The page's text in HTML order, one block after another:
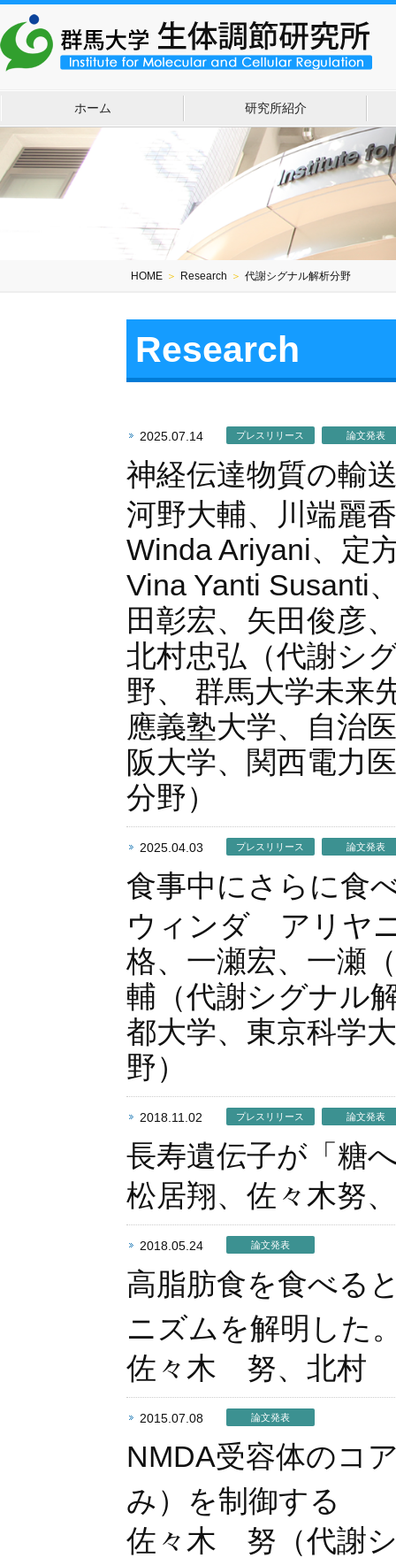
ホーム 研究所紹介
HOME ＞ Research ＞ 代謝シグナル解析分野
Research
2025.07.14 プレスリリース 論文発表
神経伝達物質の輸
河野大輔、川端麗
Winda Ariyani、定
Vina Yanti Susanti
田彰宏、矢田俊彦
北村忠弘（代謝シ
野、 群馬大学未来
應義塾大学、自治
阪大学、関西電力
分野）
2025.04.03 プレスリリース 論文発表
食事中にさらに食
ウィンダ アリヤ
格、一瀬宏、一瀬
輔（代謝シグナル
都大学、東京科学
野）
2018.11.02 プレスリリース 論文発表
長寿遺伝子が「糖
松居翔、佐々木努
2018.05.24 論文発表
高脂肪食を食べる
ニズムを解明した
佐々木 努、北村
2015.07.08 論文発表
NMDA受容体のコ
み）を制御する
佐々木 努（代謝